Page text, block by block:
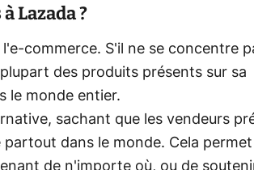
Lazada ?
commerce. S'il ne se concentre
des produits présents sur sa
le monde entier.
sachant que les vendeurs
dans le monde. Cela permet
de n'importe où, ou de